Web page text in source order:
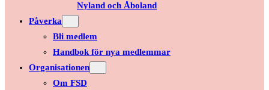
Nyland och Åboland
Påverka
Bli medlem
Handbok för nya medlemmar
Organisationen
Om FSD